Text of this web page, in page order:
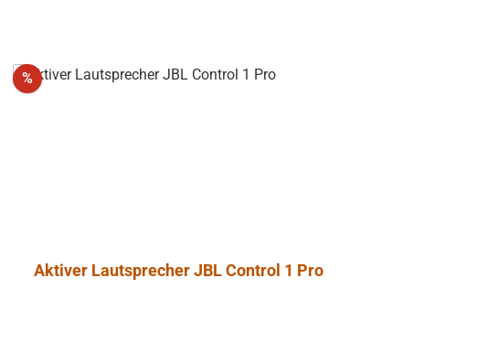
%Rabatt
Aktiver Lautsprecher JBL Control 1 Pro